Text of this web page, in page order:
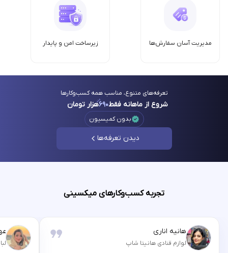
مدیریت آسان سفارش‌ها زیرساخت امن‌ و پایدار
تعرفه‌های متنوع، مناسب همه کسب‌وکارها
شروع از ماهانه فقط۶۹۰هزار تومان
بدون کمیسیون
دیدن تعرفه‌ها
تجربه کسب‌وکارهای میکسینی
هانیه اناری
لوازم قنادی هانیتا شاپ